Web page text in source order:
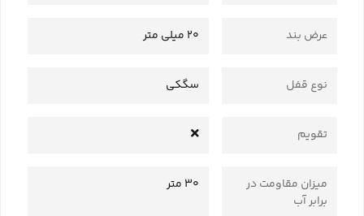
عرض بند 20 میلی متر
نوع قفل سگکی
تقویم
میزان مقاومت در
برابر آب
30 متر